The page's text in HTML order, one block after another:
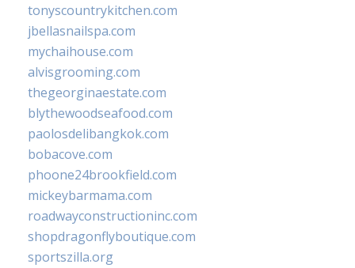
tonyscountrykitchen.com
jbellasnailspa.com
mychaihouse.com
alvisgrooming.com
thegeorginaestate.com
blythewoodseafood.com
paolosdelibangkok.com
bobacove.com
phoone24brookfield.com
mickeybarmama.com
roadwayconstructioninc.com
shopdragonflyboutique.com
sportszilla.org